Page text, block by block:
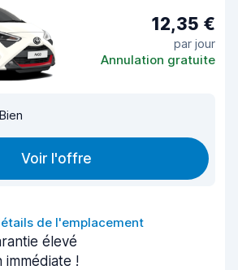
12,35 €
par jour
Annulation gratuite
Bien
Voir l'offre
de l'emplacement
élevé
immédiate !